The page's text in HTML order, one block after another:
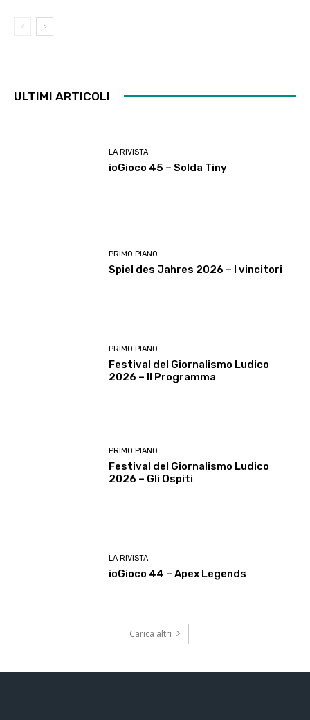
ULTIMI ARTICOLI
LA RIVISTA
ioGioco 45 – Solda Tiny
PRIMO PIANO
Spiel des Jahres 2026 – I vincitori
PRIMO PIANO
Festival del Giornalismo Ludico
2026 – Il Programma
PRIMO PIANO
Festival del Giornalismo Ludico
2026 – Gli Ospiti
LA RIVISTA
ioGioco 44 – Apex Legends
Carica altri